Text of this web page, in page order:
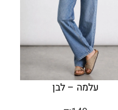
עלמה – לבן